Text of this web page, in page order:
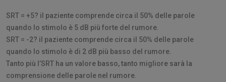
SRT = +5? il paziente comprende circa il 50% delle parole
quando lo stimolo è 5 dB più forte del rumore.
SRT = -2? il paziente comprende circa il 50% delle parole
quando lo stimolo è di 2 dB più basso del rumore.
Tanto più l’SRT ha un valore basso, tanto migliore sarà la
comprensione delle parole nel rumore.